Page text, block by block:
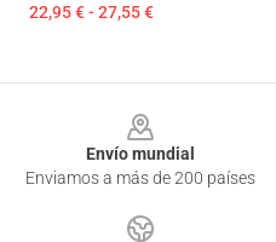
22,95 € - 27,55 €
Envío mundial
Enviamos a más de 200 países